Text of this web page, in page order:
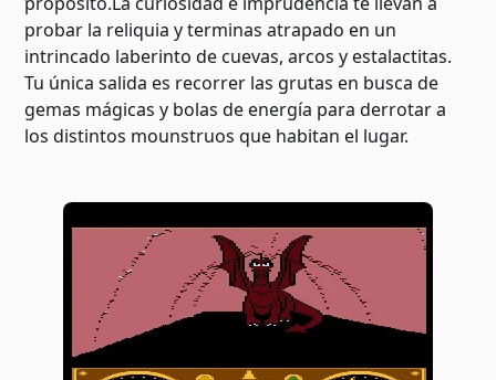
probar la reliquia y terminas atrapado en un
intrincado laberinto de cuevas, arcos y estalactitas.
Tu única salida es recorrer las grutas en busca de
gemas mágicas y bolas de energía para derrotar a
los distintos mounstruos que habitan el lugar.